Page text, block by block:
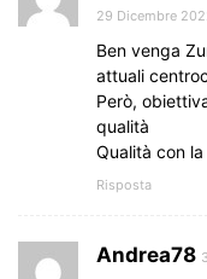
29 Dicembre
Ben venga
attuali
Però,
qualità
Qualità con la
Risposta
Andrea78